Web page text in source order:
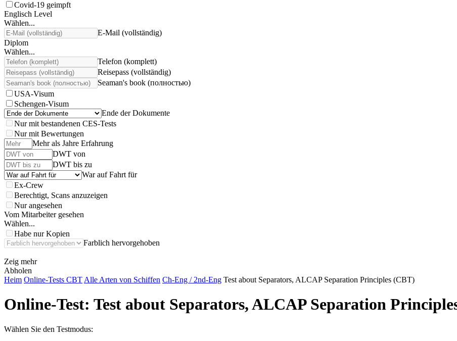
Covid-19 geimpft
Englisch Level
Wählen...
E-Mail (vollständig)
Diplom
Wählen...
Telefon (komplett)
Reisepass (vollständig)
Seaman's book (полностью)
USA-Visum
Schengen-Visum
Ende der Dokumente
Nur mit bestandenen CES-Tests
Nur mit Bewertungen
Mehr als Jahre Erfahrung
DWT von
DWT bis zu
War auf Fahrt für
Ex-Crew
Berechtigt, Scans anzuzeigen
Nur angesehen
Vom Mitarbeiter gesehen
Wählen...
Habe nur Kopien
Farblich hervorgehoben
Zeig mehr
Abholen
Heim Online-Tests CBT Alle Arten von Schiffen Ch-Eng / 2nd-Eng Test about Separators, ALCAP Separation Principles (CBT)
Online-Test: Test about Separators, ALCAP Separation
Wählen Sie den Testmodus: